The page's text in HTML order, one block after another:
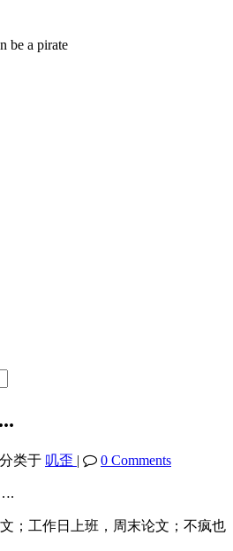
be a pirate
分类于 叽歪 | 0 Comments
；工作日上班，周末论文；不疯也